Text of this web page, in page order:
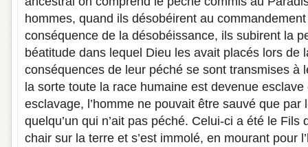
hommes, quand ils désobéirent au
conséquence de la désobéissance, ils subirent la
béatitude dans lequel Dieu les avait placés lors de
conséquences de leur péché se sont transmises à
la sorte toute la race humaine est devenue
esclavage, l’homme ne pouvait être sauvé que par
quelqu’un qui n’ait pas péché. Celui-ci a été le Fils
chair sur la terre et s’est immolé, en mourant pour